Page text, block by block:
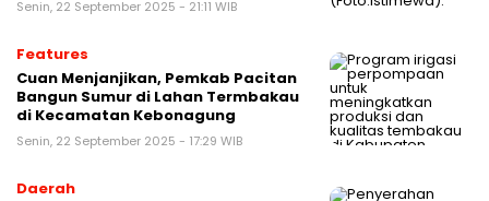
Senin, 22 September 2025 - 21:11 WIB
Features
Cuan Menjanjikan, Pemkab Pacitan
Bangun Sumur di Lahan Termbakau
di Kecamatan Kebonagung
Senin, 22 September 2025 - 17:29 WIB
Daerah